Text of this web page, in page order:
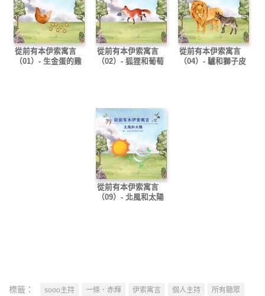
從前有本伊索寓言
（01）- 生金蛋的雞
從前有本伊索寓言
（02）- 狐狸和葡萄
從前有本伊索寓言
（04）- 驢和獅子皮
從前有本伊索寓言
（09）- 北風和太陽
標籤： sooo主持 一條．赤輝 伊索寓言 個人主持
所有聽眾